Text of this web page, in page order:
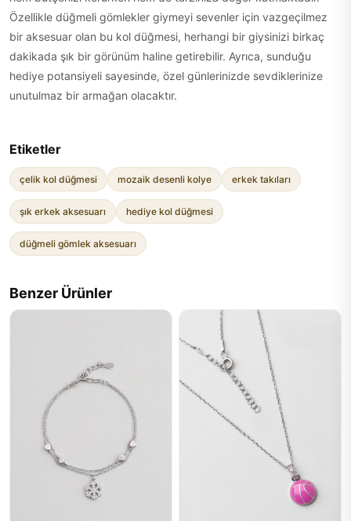
Özellikle düğmeli gömlekler giymeyi sevenler için vazgeçilmez
bir aksesuar olan bu kol düğmesi, herhangi bir giysinizi birkaç
dakikada şık bir görünüm haline getirebilir. Ayrıca, sunduğu
hediye potansiyeli sayesinde, özel günlerinizde sevdiklerinize
unutulmaz bir armağan olacaktır.
Etiketler
çelik kol düğmesi mozaik desenli kolye erkek takıları
şık erkek aksesuarı hediye kol düğmesi
düğmeli gömlek aksesuarı
Benzer Ürünler